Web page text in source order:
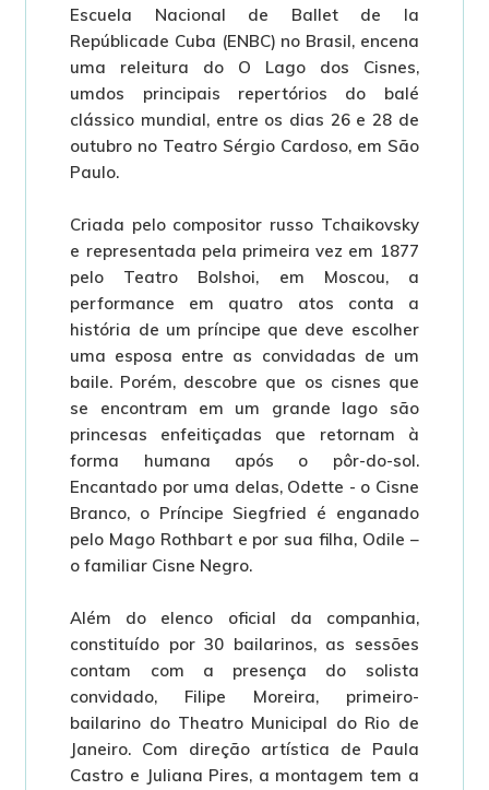
Escuela Nacional de Ballet de la
Repúblicade Cuba (ENBC) no Brasil, encena
uma releitura do O Lago dos Cisnes,
umdos principais repertórios do balé
clássico mundial, entre os dias 26 e 28 de
outubro no Teatro Sérgio Cardoso, em São
Paulo.
Criada pelo compositor russo Tchaikovsky
e representada pela primeira vez em 1877
pelo Teatro Bolshoi, em Moscou, a
performance em quatro atos conta a
história de um príncipe que deve escolher
uma esposa entre as convidadas de um
baile. Porém, descobre que os cisnes que
se encontram em um grande lago são
princesas enfeitiçadas que retornam à
forma humana após o pôr-do-sol.
Encantado por uma delas, Odette - o Cisne
Branco, o Príncipe Siegfried é enganado
pelo Mago Rothbart e por sua filha, Odile –
o familiar Cisne Negro.
Além do elenco oficial da companhia,
constituído por 30 bailarinos, as sessões
contam com a presença do solista
convidado, Filipe Moreira, primeiro-
bailarino do Theatro Municipal do Rio de
Janeiro. Com direção artística de Paula
Castro e Juliana Pires, a montagem tem a